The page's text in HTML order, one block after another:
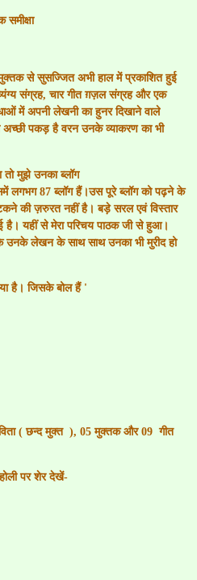
से सुसज्जित अभी हाल में प्रकाशित हुई
संग्रह,चार गीत ग़ज़ल संग्रह और एक
में अपनी लेखनी का हुनर दिखाने वाले
अच्छी पकड़ है वरन उनके व्याकरण का भी
तो मुझे उनका ब्लॉग
लगभग 87 ब्लॉग हैं।उस पूरे ब्लॉग को पढ़ने के
की ज़रुरत नहीं है। बड़े सरल एवं विस्तार
यहीं से मेरा परिचय पाठक जी से हुआ।
उनके लेखन के साथ साथ उनका भी मुरीद हो
है। जिसके बोल हैं'
( छन्द मुक्त ), 05 मुक्तक और 09 गीत
पर शेर देखें-